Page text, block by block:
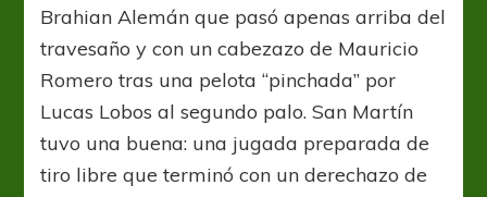
Brahian Alemán que pasó apenas arriba del
travesaño y con un cabezazo de Mauricio
Romero tras una pelota “pinchada” por
Lucas Lobos al segundo palo. San Martín
tuvo una buena: una jugada preparada de
tiro libre que terminó con un derechazo de